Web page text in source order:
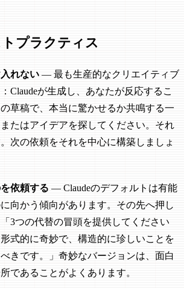
プラクティス
れない — 最も生産的なクリエイティブ
Claudeが生成し、あなたが反応するこ
草稿で、本当に驚かせるか共鳴する一
たはアイデアを探してください。それ
次の依頼をそれを中心に構築しましょ
依頼する — Claudeのデフォルトは有能
向かう傾向があります。その先へ押し
3つの代替の冒頭を提供してください
式的に奇妙で、構造的に珍しいことを
きです。」奇妙なバージョンは、面白
であることがよくあります。